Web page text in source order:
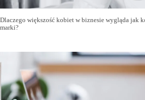
Dlaczego większość kobiet w biznesie wygląda jak
marki?